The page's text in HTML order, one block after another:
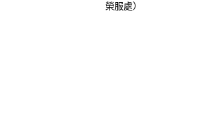
榮服處）